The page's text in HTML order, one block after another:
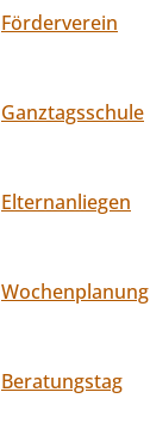
Förderverein
Ganztagsschule
Elternanliegen
Wochenplanung
Beratungstag